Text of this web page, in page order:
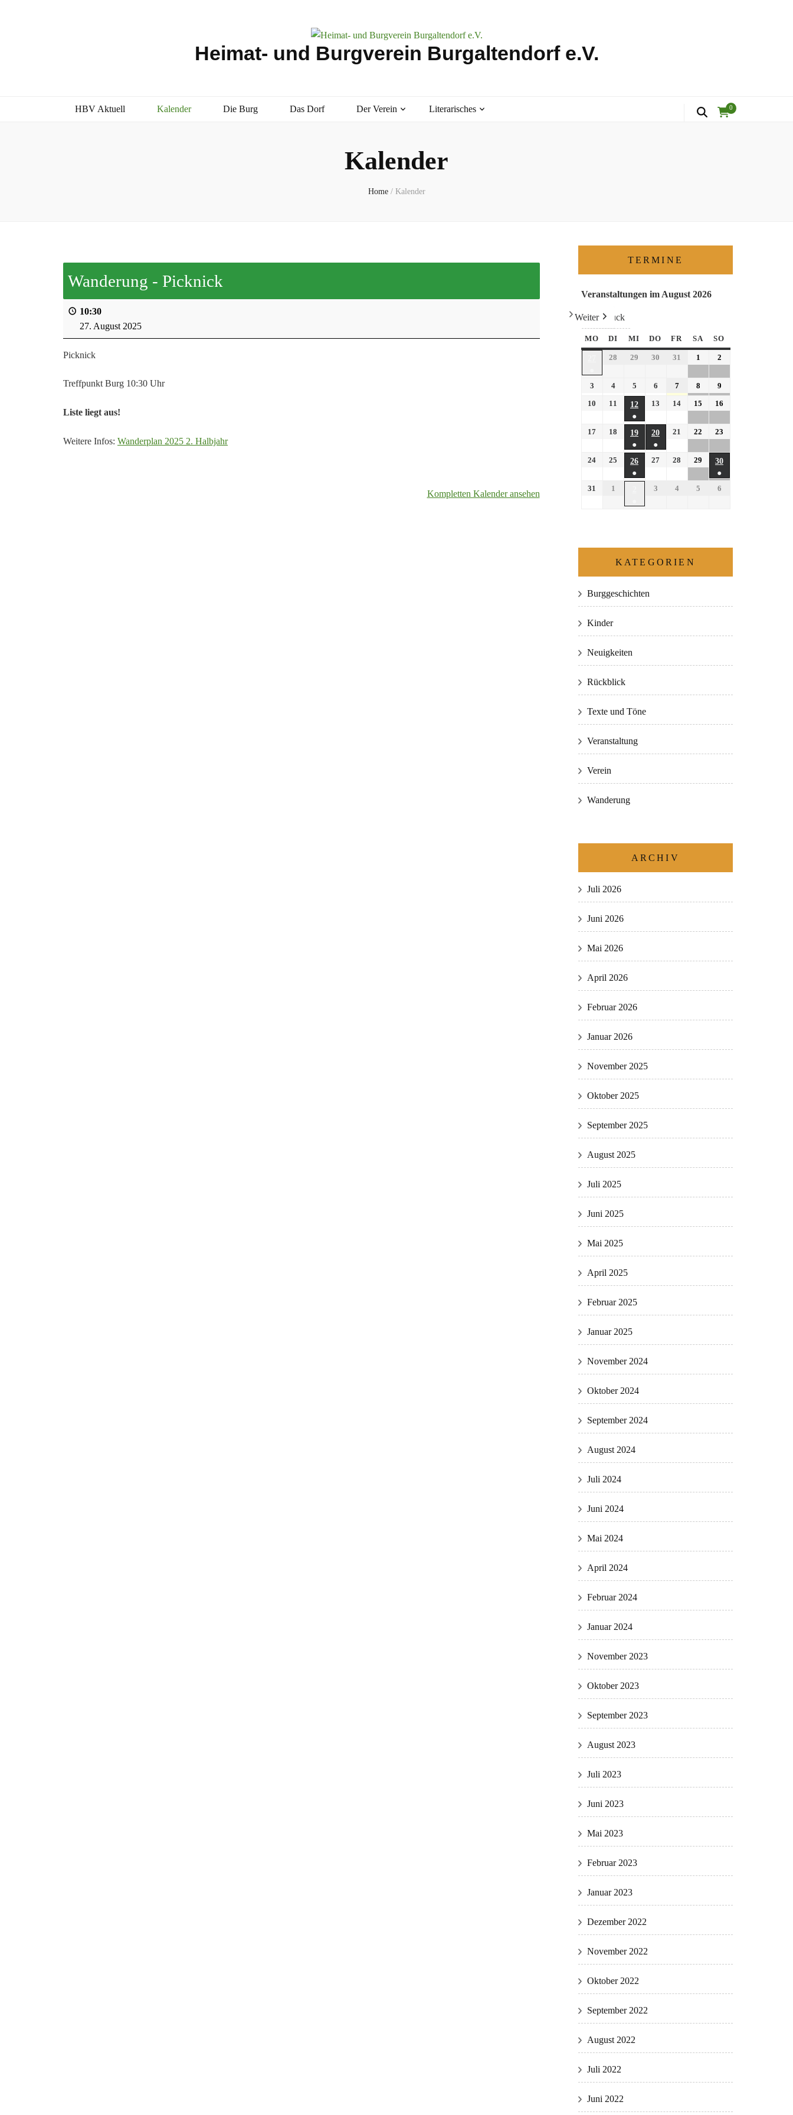
Heimat- und Burgverein Burgaltendorf e.V.
HBV Aktuell Kalender Die Burg Das Dorf Der Verein Literarisches 0
Kalender
Home / Kalender
Wanderung - Picknick
10:30
27. August 2025
Picknick
Treffpunkt Burg 10:30 Uhr
Liste liegt aus!
Weitere Infos: Wanderplan 2025 2. Halbjahr
Kompletten Kalender ansehen
TERMINE
Veranstaltungen im August 2026
Zurück
Heute
Weiter
MO DI MI DO FR SA SO
28 29 30 31 1 2
3 4 5 6 7 8
9
10
11
12
●
13 14 15 16
17 18
19
●
20
●
21 22 23
24 25
26
●
27 28 29
30
●
31 1 3 4 5 6
KATEGORIEN
Burggeschichten
Kinder
Neuigkeiten
Rückblick
Texte und Töne
Veranstaltung
Verein
Wanderung
ARCHIV
Juli 2026
Juni 2026
Mai 2026
April 2026
Februar 2026
Januar 2026
November 2025
Oktober 2025
September 2025
August 2025
Juli 2025
Juni 2025
Mai 2025
April 2025
Februar 2025
Januar 2025
November 2024
Oktober 2024
September 2024
August 2024
Juli 2024
Juni 2024
Mai 2024
April 2024
Februar 2024
Januar 2024
November 2023
Oktober 2023
September 2023
August 2023
Juli 2023
Juni 2023
Mai 2023
Februar 2023
Januar 2023
Dezember 2022
November 2022
Oktober 2022
September 2022
August 2022
Juli 2022
Juni 2022